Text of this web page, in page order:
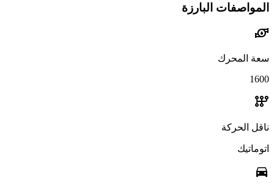
المواصفات البارزة
water_pump
سعة المحرك
1600
auto_transmission
ناقل الحركة
اتوماتيك
directions_car